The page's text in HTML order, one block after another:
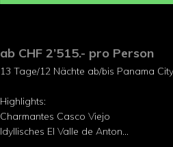
ab CHF 2’515.- pro Person
13 Tage/12 Nächte ab/bis Panama City
Highlights:
Charmantes Casco Viejo
Idyllisches El Valle de Anton